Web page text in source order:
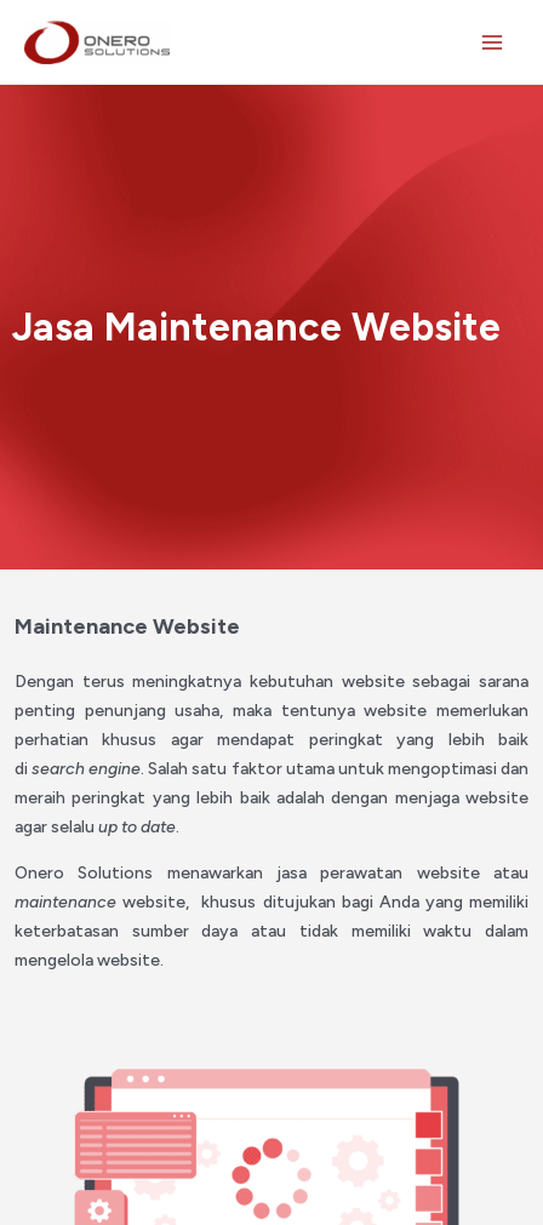
Lewati
Jasa Maintenance Website
Maintenance Website
Dengan terus meningkatnya kebutuhan website sebagai sarana
penting penunjang usaha, maka tentunya website memerlukan
perhatian khusus agar mendapat peringkat yang lebih baik
disearch engine. Salah satu faktor utama untuk mengoptimasi dan
meraih peringkat yang lebih baik adalah dengan menjaga website
agar selalu up to date.
Onero Solutions menawarkan jasa perawatan website atau
maintenance website, khusus ditujukan bagi Anda yang memiliki
keterbatasan sumber daya atau tidak memiliki waktu dalam
mengelola website.